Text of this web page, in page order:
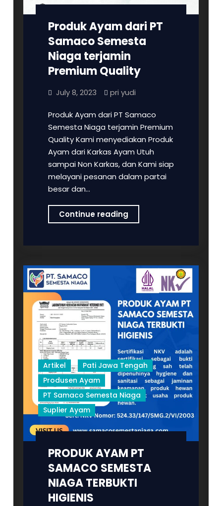
Produk Ayam dari PT
Samaco Semesta
Niaga terjamin
Premium Quality
July 8, 2023 pri yudi
Produk Ayam dari PT Samaco
Semesta Niaga terjamin Premium
Quality Kami menyediakan Produk
Ayam dari Karkas Ayam Utuh
sampai Non Karkas, dan Kami siap
melayani pesanan dalam partai
besar dan…
Continue readingProduk
Ayam
Samaco
Semesta
Niaga
terjamin
Premium
Quality
Artikel
Pati Jawa Tengah
Produsen Ayam
PT Samaco Semesta Niaga
Suplier Ayam
PRODUK AYAM PT
SAMACO SEMESTA
NIAGA TERBUKTI
HIGIENIS